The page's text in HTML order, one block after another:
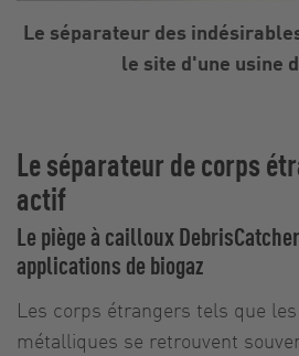
Le séparateur de corps
actif
Le piège à cailloux
applications de biogaz
Les corps étrangers tels que
métalliques se retrouvent
Le séparateur des
le site d'une usine